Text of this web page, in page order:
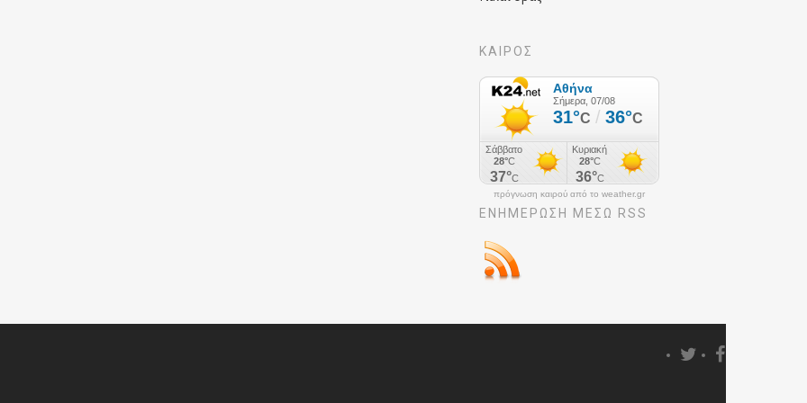
ΚΑΙΡΟΣ
πρόγνωση καιρού από το weather.gr
ΕΝΗΜΈΡΩΣΉ ΜΕΣΩ RSS